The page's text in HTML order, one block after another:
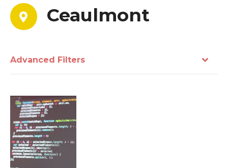
Ceaulmont
Advanced Filters